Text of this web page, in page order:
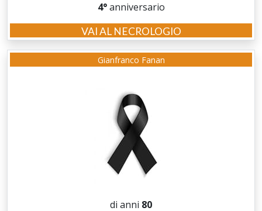
4°anniversario
VAI AL NECROLOGIO
Gianfranco Fanan
di anni 80